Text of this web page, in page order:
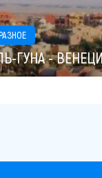
ГУНА -